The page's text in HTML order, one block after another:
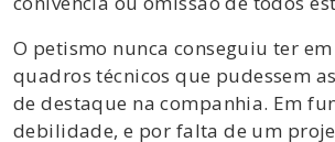
O petismo nunca conseguiu ter
quadros técnicos que pudessem
de destaque na companhia. Em
debilidade, e por falta de um